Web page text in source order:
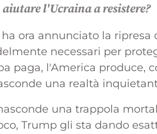
l'Ucraina a resistere?
ora annunciato la
necessari per
paga, l'America produce,
una realtà
una trappola
Trump gli sta dando